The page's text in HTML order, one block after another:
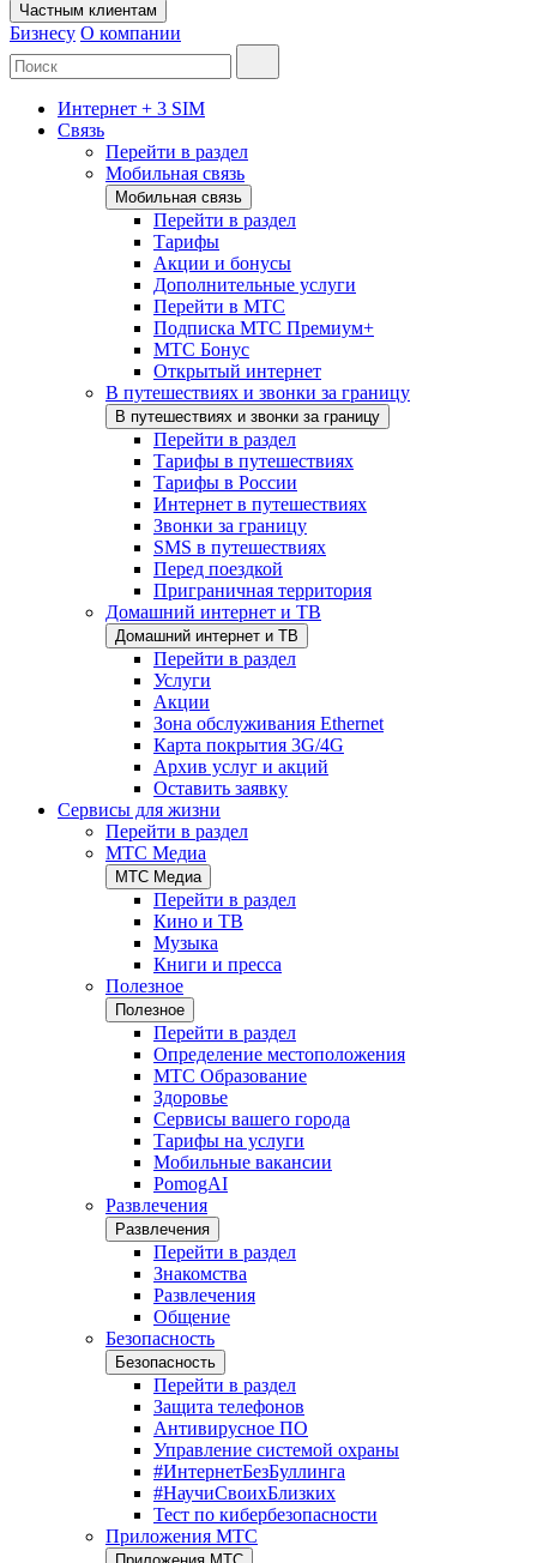
Частным клиентам
Бизнесу О компании
Интернет + 3 SIM
Связь
Перейти в раздел
Мобильная связь
Мобильная связь
Перейти в раздел
Тарифы
Акции и бонусы
Дополнительные услуги
Перейти в МТС
Подписка МТС Премиум+
МТС Бонус
Открытый интернет
В путешествиях и звонки за границу
В путешествиях и звонки за границу
Перейти в раздел
Тарифы в путешествиях
Тарифы в России
Интернет в путешествиях
Звонки за границу
SMS в путешествиях
Перед поездкой
Приграничная территория
Домашний интернет и ТВ
Домашний интернет и ТВ
Перейти в раздел
Услуги
Акции
Зона обслуживания Ethernet
Карта покрытия 3G/4G
Архив услуг и акций
Оставить заявку
Сервисы для жизни
Перейти в раздел
МТС Медиа
МТС Медиа
Перейти в раздел
Кино и ТВ
Музыка
Книги и пресса
Полезное
Полезное
Перейти в раздел
Определение местоположения
МТС Образование
Здоровье
Сервисы вашего города
Тарифы на услуги
Мобильные вакансии
PomogAI
Развлечения
Развлечения
Перейти в раздел
Знакомства
Развлечения
Общение
Безопасность
Безопасность
Перейти в раздел
Защита телефонов
Антивирусное ПО
Управление системой охраны
#ИнтернетБезБуллинга
#НаучиСвоихБлизких
Тест по кибербезопасности
Приложения МТС